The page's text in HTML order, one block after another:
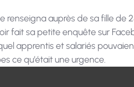
renseigna auprès de sa fille de
fait sa petite enquête sur
apprentis et salariés
ce qu’était une urgence.